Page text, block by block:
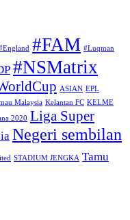
#FAM #Luqman
#NSMatrix
ASIAN EPL
Malaysia Kelantan FC KELME
2020 Liga Super
Negeri sembilan
STADIUM JENGKA Tamu